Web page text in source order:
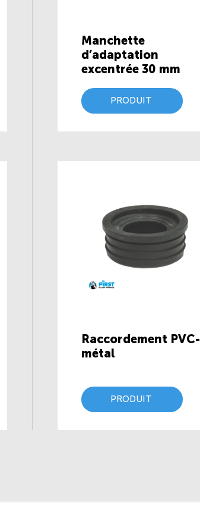
Manchette
d’adaptation
excentrée 30 mm
PRODUIT
Raccordement PVC-
métal
PRODUIT